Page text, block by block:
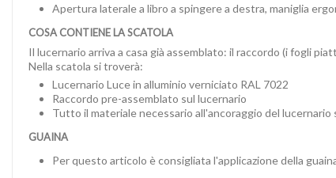
Apertura laterale a libro a spingere a destra, maniglia
COSA CONTIENE LA SCATOLA
Il lucernario arriva a casa già assemblato: il raccordo (i fogli
Nella scatola si troverà:
Lucernario Luce in alluminio verniciato RAL 7022
Raccordo pre-assemblato sul lucernario
Tutto il materiale necessario all'ancoraggio del
GUAINA
Per questo articolo è consigliata l'applicazione della